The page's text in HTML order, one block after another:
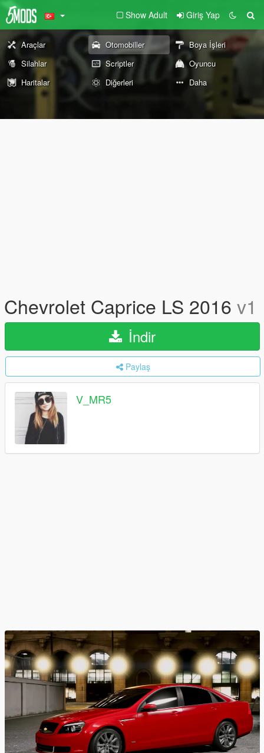
Show Adult Giriş Yap
Araçlar Otomobiller
Boya İşleri
Silahlar
Scriptler
Oyuncu
Haritalar
Diğerleri Daha
Chevrolet Caprice LS 2016 v1
İndir
Paylaş
V_MR5